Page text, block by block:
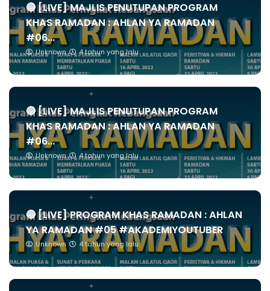
🔴 [LIVE] MAJLIS PENUTUPAN PROGRAM
KHAS RAMADAN : AHLAN YA RAMADAN
#06...
Unknown 4 tahun yang lalu
🔴 [LIVE] MAJLIS PENUTUPAN PROGRAM
KHAS RAMADAN : AHLAN YA RAMADAN
#06...
Unknown 4 tahun yang lalu
🔴 [LIVE] PROGRAM KHAS RAMADAN : AHLAN
YA RAMADAN #05 #AKADEMIYOUTUBER
Unknown 4 tahun yang lalu